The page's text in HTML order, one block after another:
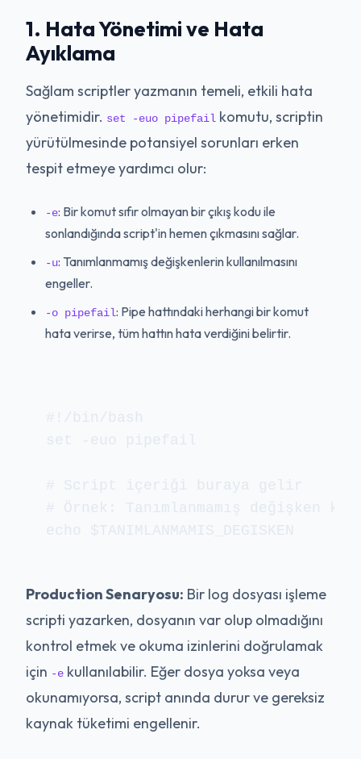
1. Hata Yönetimi ve Hata
Ayıklama
Sağlam scriptler yazmanın temeli, etkili hata
yönetimidir. set -euo pipefail komutu, scriptin
yürütülmesinde potansiyel sorunları erken
tespit etmeye yardımcı olur:
-e: Bir komut sıfır olmayan bir çıkış kodu ile
sonlandığında script'in hemen çıkmasını sağlar.
-u: Tanımlanmamış değişkenlerin kullanılmasını
engeller.
-o pipefail: Pipe hattındaki herhangi bir komut
hata verirse, tüm hattın hata verdiğini belirtir.
Production Senaryosu: Bir log dosyası işleme
scripti yazarken, dosyanın var olup olmadığını
kontrol etmek ve okuma izinlerini doğrulamak
için -e kullanılabilir. Eğer dosya yoksa veya
okunamıyorsa, script anında durur ve gereksiz
kaynak tüketimi engellenir.